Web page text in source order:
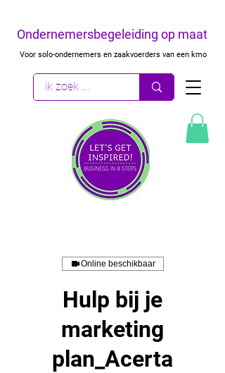
Ondernemersbegeleiding op maat
Voor solo-ondernemers en zaakvoerders van een kmo
Online beschikbaar
Hulp bij je
marketing
plan_Acerta